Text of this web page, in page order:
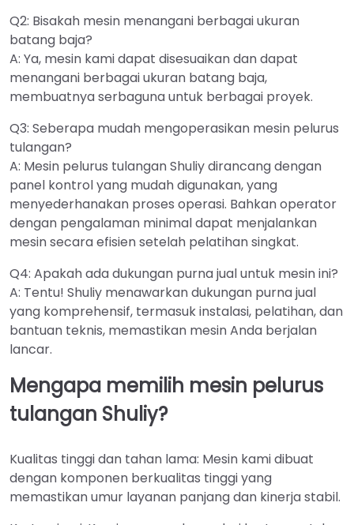
Q2: Bisakah mesin menangani berbagai ukuran
batang baja?
A: Ya, mesin kami dapat disesuaikan dan dapat
menangani berbagai ukuran batang baja,
membuatnya serbaguna untuk berbagai proyek.
Q3: Seberapa mudah mengoperasikan mesin pelurus
tulangan?
A: Mesin pelurus tulangan Shuliy dirancang dengan
panel kontrol yang mudah digunakan, yang
menyederhanakan proses operasi. Bahkan operator
dengan pengalaman minimal dapat menjalankan
mesin secara efisien setelah pelatihan singkat.
Q4: Apakah ada dukungan purna jual untuk mesin ini?
A: Tentu! Shuliy menawarkan dukungan purna jual
yang komprehensif, termasuk instalasi, pelatihan, dan
bantuan teknis, memastikan mesin Anda berjalan
lancar.
Mengapa memilih mesin pelurus
tulangan Shuliy?
Kualitas tinggi dan tahan lama: Mesin kami dibuat
dengan komponen berkualitas tinggi yang
memastikan umur layanan panjang dan kinerja stabil.